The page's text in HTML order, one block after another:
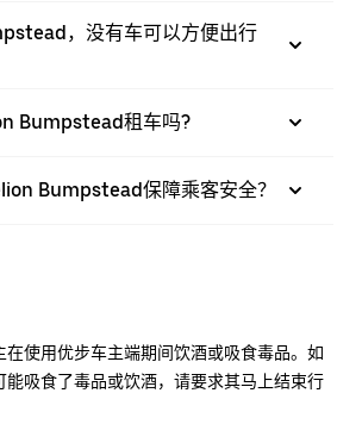
，没有车可以方便出行
Bumpstead租车吗?
Bumpstead保障乘客安全？
在使用优步车主端期间饮酒或吸食毒品。如
能吸食了毒品或饮酒，请要求其马上结束行